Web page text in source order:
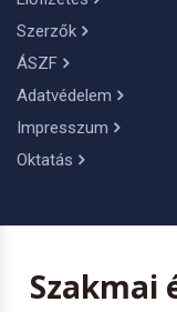
Szerzők
ÁSZF
Adatvédelem
Impresszum
Oktatás
Szakmai